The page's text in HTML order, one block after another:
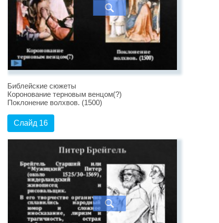
Библейские сюжеты
Коронование терновым венцом(?)
Поклонение волхвов. (1500)
Слайд 16